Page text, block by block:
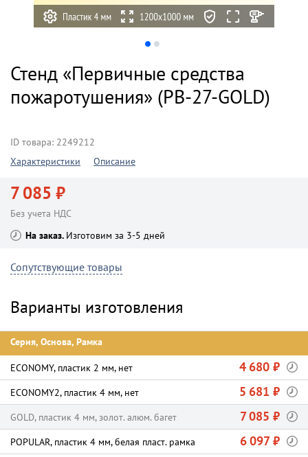
Стенд «Первичные средства
пожаротушения» (PB-27-GOLD)
ID товара: 2249212
Характеристики
Описание
7 085 ₽
Без учета НДС
На заказ Изготовим за 3-5 дней
Сопутствующие товары
Варианты изготовления
Серия, Основа, Рамка
ECONOMY, пластик 2 мм, нет 4 680 ₽
ECONOMY2, пластик 4 мм, нет 5 681 ₽
GOLD, пластик 4 мм, золот. алюм. багет 7 085 ₽
POPULAR, пластик 4 мм, белая пласт. рамка 6 097 ₽